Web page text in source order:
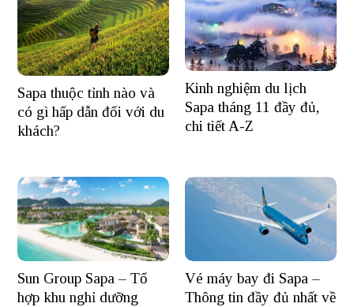
Sapa thuộc tỉnh nào và
có gì hấp dẫn đối với du
khách?
Kinh nghiệm du lịch
Sapa tháng 11 đầy đủ,
chi tiết A-Z
Sun Group Sapa – Tổ
hợp khu nghỉ dưỡng
Vé máy bay đi Sapa –
Thông tin đầy đủ nhất về